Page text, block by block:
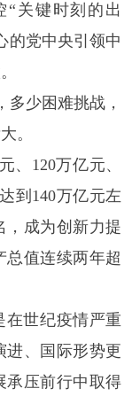
“关键时刻的出
的党中央引领中
多少困难挑战，
。
、120万亿元、
到140万亿元左
，成为创新力提
总值连续两年超
在世纪疫情严重
进、国际形势更
承压前行中取得